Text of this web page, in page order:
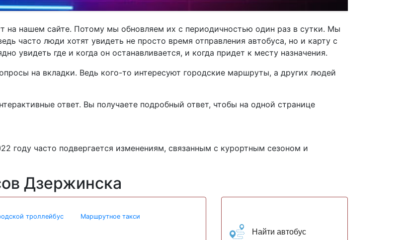
на нашем сайте. Потому мы обновляем их с периодичностью один раз в сутки. Мы
часто люди хотят увидеть не просто время отправления автобуса, но и карту с
увидеть где и когда он останавливается, и когда придет к месту назначения.
на вкладки. Ведь кого-то интересуют городские маршруты, а других людей
ответ. Вы получаете подробный ответ, чтобы на одной странице
году часто подвергается изменениям, связанным с курортным сезоном и
Дзержинска
троллейбус Маршрутное такси
Найти автобус